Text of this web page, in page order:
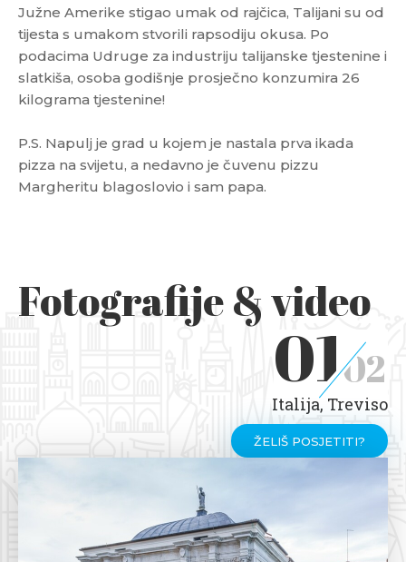
Južne Amerike stigao umak od rajčica, Talijani su od
tijesta s umakom stvorili rapsodiju okusa. Po
podacima Udruge za industriju talijanske tjestenine i
slatkiša, osoba godišnje prosječno konzumira 26
kilograma tjestenine!
P.S. Napulj je grad u kojem je nastala prva ikada
pizza na svijetu, a nedavno je čuvenu pizzu
Margheritu blagoslovio i sam papa.
Fotografije & video
0102
Italija, Treviso
ŽELIŠ POSJETITI?